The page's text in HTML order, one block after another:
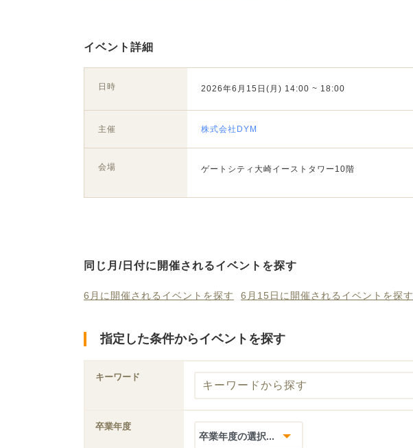
イベント詳細
日時 2026年6月15日(月) 14:00 ~ 18:00
主催 株式会社DYM
会場 ゲートシティ大崎イーストタワー10階
同じ月/日付に開催されるイベントを探す
6月に開催されるイベントを探す 6月15日に開催されるイベントを探す
指定した条件からイベントを探す
キーワード
卒業年度